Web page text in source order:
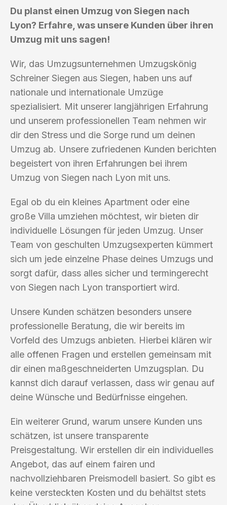
Du planst einen Umzug von Siegen nach
Lyon? Erfahre, was unsere Kunden über ihren
Umzug mit uns sagen!
Wir, das Umzugsunternehmen Umzugskönig
Schreiner Siegen aus Siegen, haben uns auf
nationale und internationale Umzüge
spezialisiert. Mit unserer langjährigen Erfahrung
und unserem professionellen Team nehmen wir
dir den Stress und die Sorge rund um deinen
Umzug ab. Unsere zufriedenen Kunden berichten
begeistert von ihren Erfahrungen bei ihrem
Umzug von Siegen nach Lyon mit uns.
Egal ob du ein kleines Apartment oder eine
große Villa umziehen möchtest, wir bieten dir
individuelle Lösungen für jeden Umzug. Unser
Team von geschulten Umzugsexperten kümmert
sich um jede einzelne Phase deines Umzugs und
sorgt dafür, dass alles sicher und termingerecht
von Siegen nach Lyon transportiert wird.
Unsere Kunden schätzen besonders unsere
professionelle Beratung, die wir bereits im
Vorfeld des Umzugs anbieten. Hierbei klären wir
alle offenen Fragen und erstellen gemeinsam mit
dir einen maßgeschneiderten Umzugsplan. Du
kannst dich darauf verlassen, dass wir genau auf
deine Wünsche und Bedürfnisse eingehen.
Ein weiterer Grund, warum unsere Kunden uns
schätzen, ist unsere transparente
Preisgestaltung. Wir erstellen dir ein individuelles
Angebot, das auf einem fairen und
nachvollziehbaren Preismodell basiert. So gibt es
keine versteckten Kosten und du behältst stets